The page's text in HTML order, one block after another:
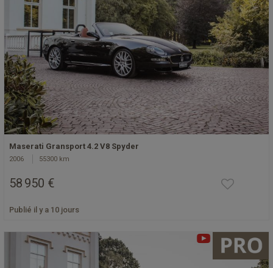
Maserati Gransport 4.2 V8 Spyder
2006 55300 km
58 950 €
Publié il y a 10 jours